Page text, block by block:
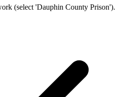
(select 'Dauphin County Prison').